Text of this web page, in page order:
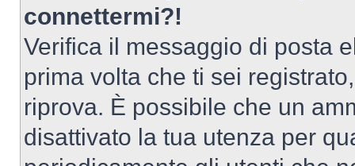
connettermi?!
Verifica il messaggio di posta
prima volta che ti sei
riprova. È possibile che un
disattivato la tua utenza per